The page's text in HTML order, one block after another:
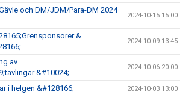
och DM/JDM/Para-DM 2024
2024-10-15 15:00
&
2024-10-09 13:45
av
&#10024;
2024-10-06 20:00
i helgen &#128166; 2024-10-03 13:00